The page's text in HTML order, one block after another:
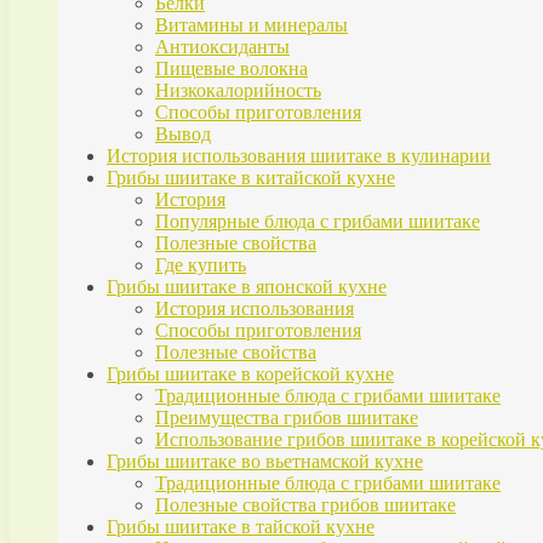
Витамины и минералы
Антиоксиданты
Пищевые волокна
Низкокалорийность
Способы приготовления
Вывод
История использования шиитаке в кулинарии
Грибы шиитаке в китайской кухне
История
Популярные блюда с грибами шиитаке
Полезные свойства
Где купить
Грибы шиитаке в японской кухне
История использования
Способы приготовления
Полезные свойства
Грибы шиитаке в корейской кухне
Традиционные блюда с грибами шиитаке
Преимущества грибов шиитаке
Использование грибов шиитаке в корейской
Грибы шиитаке во вьетнамской кухне
Традиционные блюда с грибами шиитаке
Полезные свойства грибов шиитаке
Грибы шиитаке в тайской кухне